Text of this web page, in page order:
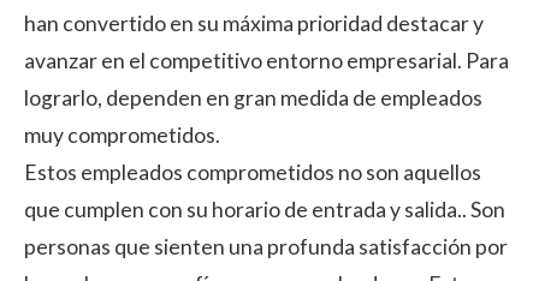
han convertido en su máxima prioridad destacar y
avanzar en el competitivo entorno empresarial. Para
lograrlo, dependen en gran medida de empleados
muy comprometidos.
Estos empleados comprometidos no son aquellos
que cumplen con su horario de entrada y salida.. Son
personas que sienten una profunda satisfacción por